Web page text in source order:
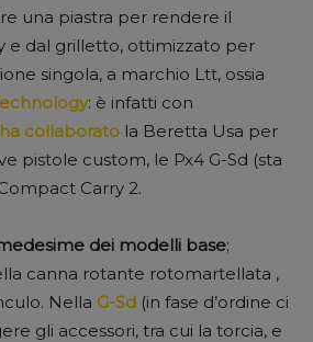
una piastra per rendere il
e dal grilletto, ottimizzato per
singola, a marchio Ltt, ossia
: è infatti con
ha collaborato la Beretta Usa per
pistole custom, le Px4 G-Sd (sta
Carry 2.
dei modelli base;
canna rotante rotomartellata ,
Nella G-Sd (in fase d’ordine ci
gli accessori, tra cui la torcia, e